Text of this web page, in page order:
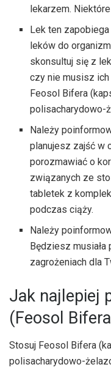
lekarzem.
Lek ten
leków do
skonsultuj się z
czy nie musisz
Feosol Bifera
polisacharydowo-
Należy
planujesz zajść w
porozmawiać o
związanych ze
tabletek z
podczas ciąży.
Należy
Będziesz
zagrożeniach dla
Jak najlepiej
(Feosol
Stosuj Feosol Bifera
polisacharydowo-